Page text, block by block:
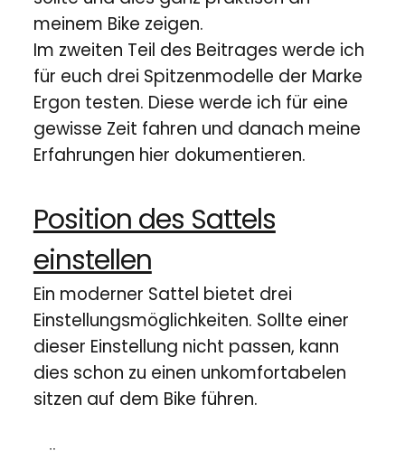
meinem Bike zeigen.
Im zweiten Teil des Beitrages werde ich
für euch drei Spitzenmodelle der Marke
Ergon testen. Diese werde ich für eine
gewisse Zeit fahren und danach meine
Erfahrungen hier dokumentieren.
Position des Sattels
einstellen
Ein moderner Sattel bietet drei
Einstellungsmöglichkeiten. Sollte einer
dieser Einstellung nicht passen, kann
dies schon zu einen unkomfortabelen
sitzen auf dem Bike führen.